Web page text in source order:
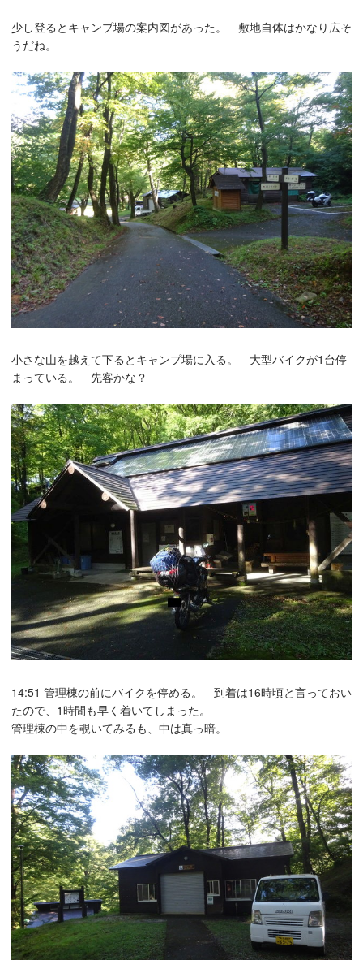
少し登るとキャンプ場の案内図があった。 敷地自体はかなり広そ
うだね。
小さな山を越えて下るとキャンプ場に入る。 大型バイクが1台停
まっている。 先客かな？
14:51 管理棟の前にバイクを停める。 到着は16時頃と言っておい
たので、1時間も早く着いてしまった。
管理棟の中を覗いてみるも、中は真っ暗。